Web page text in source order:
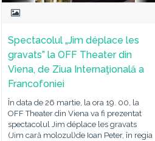
Spectacolul „Jim déplace les
gravats” la OFF Theater din
Viena, de Ziua Internaţională a
Francofoniei
În data de 26 martie, la ora 19. 00, la
OFF Theater din Viena va fi prezentat
spectacolul Jim déplace les gravats
(Jim cară molozul)de Ioan Peter, în regia